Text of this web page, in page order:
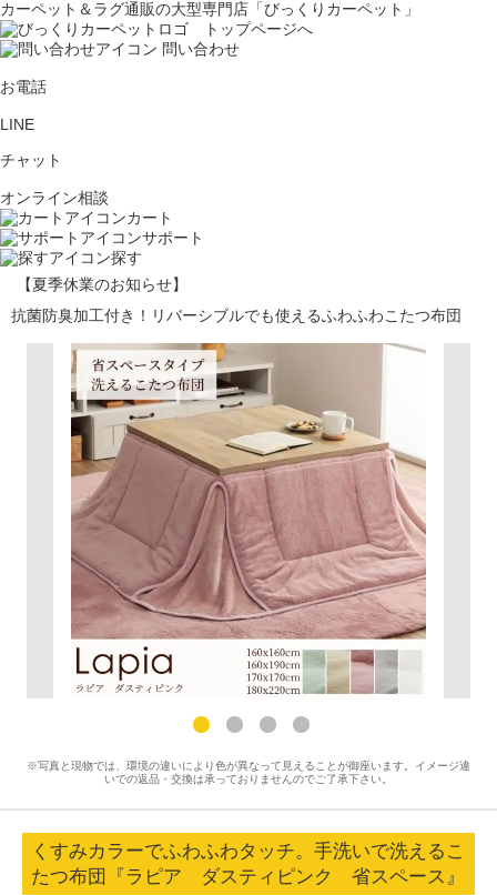
カーペット＆ラグ通販の大型専門店「びっくりカーペット」
問い合わせ
お電話
LINE
チャット
オンライン相談
カート
サポート
探す
【夏季休業のお知らせ】
抗菌防臭加工付き！リバーシブルでも使えるふわふわこたつ布団
※写真と現物では、環境の違いにより色が異なって見えることが御座います。イメージ違
いでの返品・交換は承っておりませんのでご了承下さい。
くすみカラーでふわふわタッチ。手洗いで洗えるこ
たつ布団『ラピア ダスティピンク 省スペース』